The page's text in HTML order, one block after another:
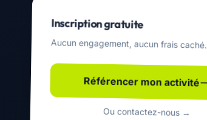
Inscription gratuite
Aucun engagement, aucun frais caché.
Référencer mon activité
Ou contactez-nous →